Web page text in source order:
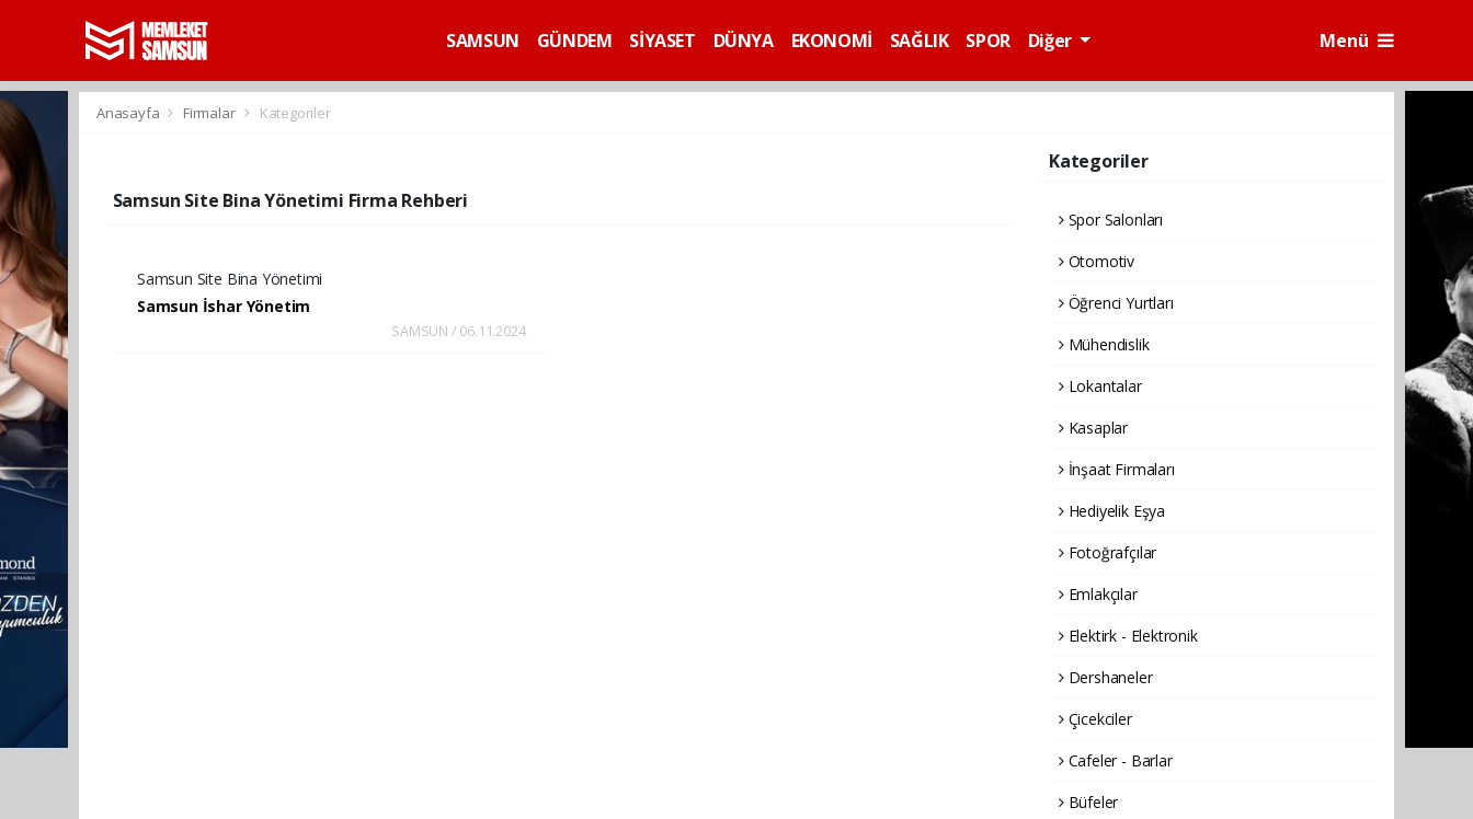
SAMSUN GÜNDEM SİYASET DÜNYA EKONOMİ SAĞLIK SPOR Diğer Menü
Anasayfa Firmalar Kategoriler
Samsun Site Bina Yönetimi Firma Rehberi
Samsun Site Bina Yönetimi
Samsun İshar Yönetim
SAMSUN / 06.11.2024
Kategoriler
Spor Salonları
Otomotiv
Öğrenci Yurtları
Mühendislik
Lokantalar
Kasaplar
İnşaat Firmaları
Hediyelik Eşya
Fotoğrafçılar
Emlakçılar
Elektirk - Elektronik
Dershaneler
Çicekciler
Cafeler - Barlar
Büfeler